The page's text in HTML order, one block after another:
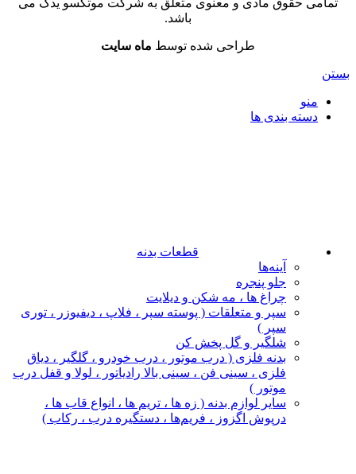
تمامی حقوق مادی و معنوی متعلق به شرکت موتکسو یدک می
باشد.
طراحی شده توسط ماه سایت
بستن
منو
دسته بندی ها
قطعات بدنه
آینه‌ها
جلو پنجره
چراغ‌ ها ، مه‌ شکن و دیلایت
سپر و متعلقات ( پوسته سپر ، فلاپ ، دیفیوزر ، توری
سپر )
شلگیر و گل‌ پخش‌ کن
بدنه فلزی ( درب موتور ، درب خودرو ، گلگیر ، دیاق
فلزی ، سینی فن ، سینی بالا رادیاتور ، لولا و قفل درب
موتور )
سایر لوازم بدنه ( زه ها ، تریم ها ، انواع قاب ها ،
درپوش اگزوز ، فریم‌ها ، دستگیره درب ، رکاب )